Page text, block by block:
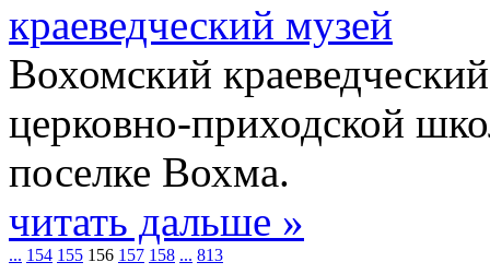
краеведческий музей
Вохомский
церковно-приходской
поселке Вохма.
читать дальше »
... 154 155 156 157 158 ... 813